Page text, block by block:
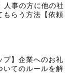
人事の方に他の社
もらう方法【依頼
プ】企業へのお礼
いてのルールを解